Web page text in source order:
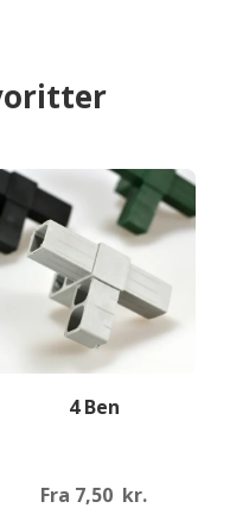
4 Ben
Fra 7,50 kr.